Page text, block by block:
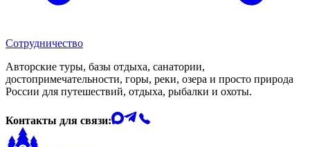
Сотрудничество
Авторские туры, базы отдыха, санатории,
достопримечательности, горы, реки, озера и просто природа
России для путешествий, отдыха, рыбалки и охоты.
Контакты для связи: